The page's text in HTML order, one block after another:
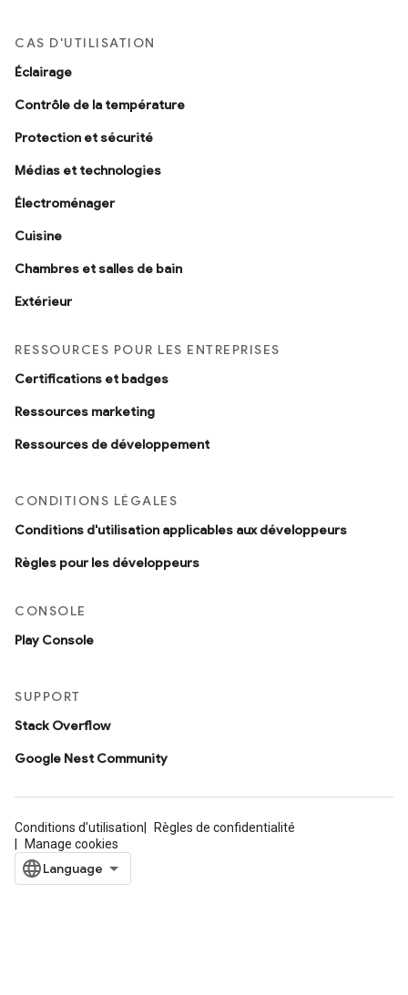
CAS D'UTILISATION
Éclairage
Contrôle de la température
Protection et sécurité
Médias et technologies
Électroménager
Cuisine
Chambres et salles de bain
Extérieur
RESSOURCES POUR LES ENTREPRISES
Certifications et badges
Ressources marketing
Ressources de développement
CONDITIONS LÉGALES
Conditions d'utilisation applicables aux développeurs
Règles pour les développeurs
CONSOLE
Play Console
SUPPORT
Stack Overflow
Google Nest Community
Conditions d'utilisation
Règles de confidentialité
Manage cookies